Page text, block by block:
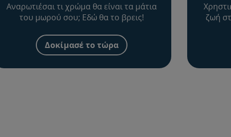
Αναρωτιέσαι τι χρώμα θα είναι τα μάτια
του μωρού σου; Εδώ θα το βρεις!
Δοκίμασέ το τώρα
ζωή